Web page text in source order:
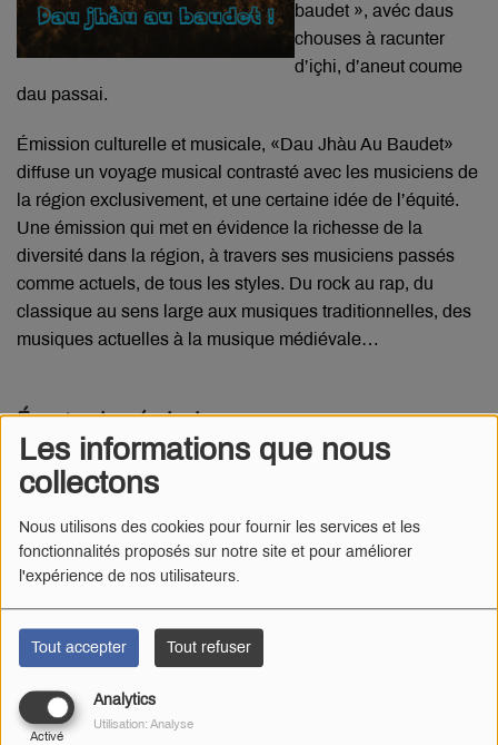
Les informations que nous
collectons
Nous utilisons des cookies pour fournir les services et les
fonctionnalités proposés sur notre site et pour améliorer
l'expérience de nos utilisateurs.
Tout accepter Tout refuser
Analytics
Activé
Utilisation: Analyse
baudet », avéc daus
chouses à racunter
d’içhi, d’aneut coume
dau passai.
Émission culturelle et musicale, «Dau Jhàu Au Baudet»
diffuse un voyage musical contrasté avec les musiciens de
la région exclusivement, et une certaine idée de l’équité.
Une émission qui met en évidence la richesse de la
diversité dans la région, à travers ses musiciens passés
comme actuels, de tous les styles. Du rock au rap, du
classique au sens large aux musiques traditionnelles, des
musiques actuelles à la musique médiévale…
Écoutez les émissions :